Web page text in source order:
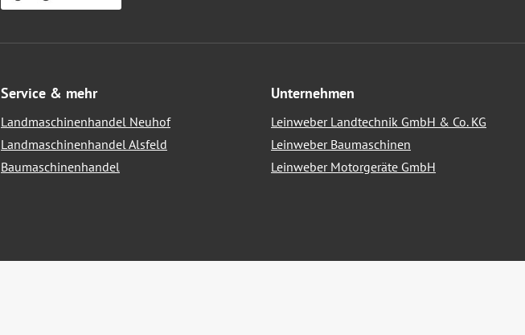
Service & mehr
Landmaschinenhandel Neuhof
Landmaschinenhandel Alsfeld
Baumaschinenhandel
Unternehmen
Leinweber Landtechnik GmbH & Co. KG
Leinweber Baumaschinen
Leinweber Motorgeräte GmbH